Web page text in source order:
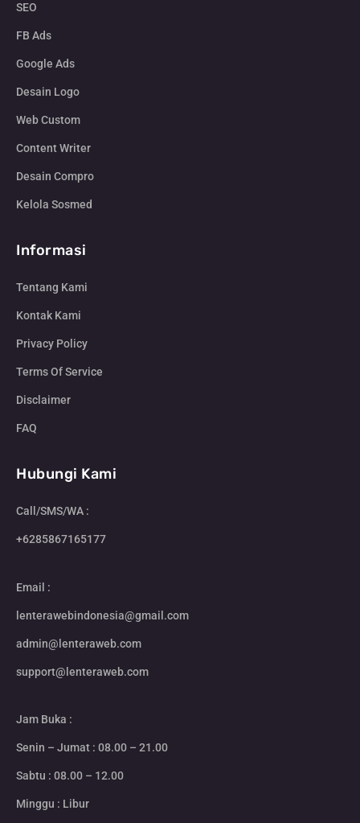
SEO
FB Ads
Google Ads
Desain Logo
Web Custom
Content Writer
Desain Compro
Kelola Sosmed
Informasi
Tentang Kami
Kontak Kami
Privacy Policy
Terms Of Service
Disclaimer
FAQ
Hubungi Kami
Call/SMS/WA :
+6285867165177
Email :
lenterawebindonesia@gmail.com
admin@lenteraweb.com
support@lenteraweb.com
Jam Buka :
Senin – Jumat : 08.00 – 21.00
Sabtu : 08.00 – 12.00
Minggu : Libur